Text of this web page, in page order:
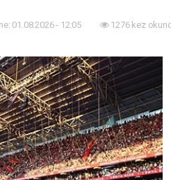
01.08.2026 - 12:05 1276 kez